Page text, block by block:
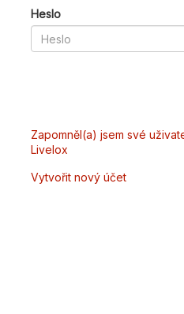
Heslo
Zapomněl(a) jsem své
Livelox
Vytvořit nový účet